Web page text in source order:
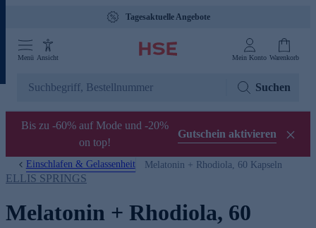
Tagesaktuelle Angebote
Menü Ansicht Mein Konto Warenkorb
Suchen
Bis zu -60% auf Mode und -20%
on top!
Gutschein aktivieren
Einschlafen & Gelassenheit Melatonin + Rhodiola, 60 Kapseln
ELLIS SPRINGS
Melatonin + Rhodiola, 60